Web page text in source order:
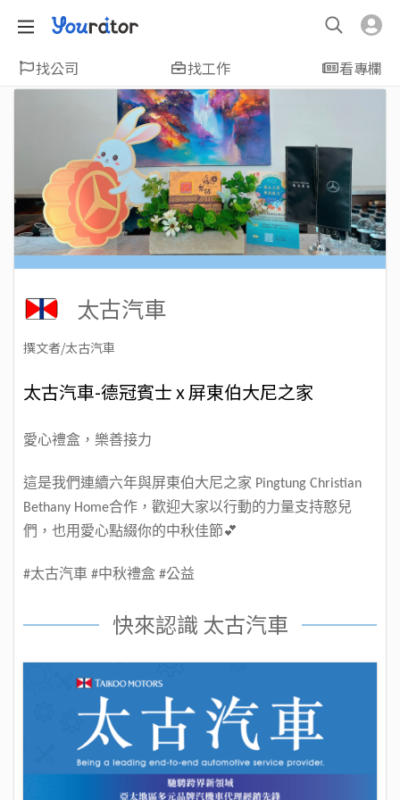
找公司 找工作 看專欄
太古汽車
撰文者/太古汽車
太古汽車-德冠賓士 x 屏東伯大尼之家
愛心禮盒，樂善接力
這是我們連續六年與屏東伯大尼之家 Pingtung Christian
Bethany Home合作，歡迎大家以行動的力量支持憨兒
們，也用愛心點綴你的中秋佳節💕
#太古汽車 #中秋禮盒 #公益
快來認識 太古汽車